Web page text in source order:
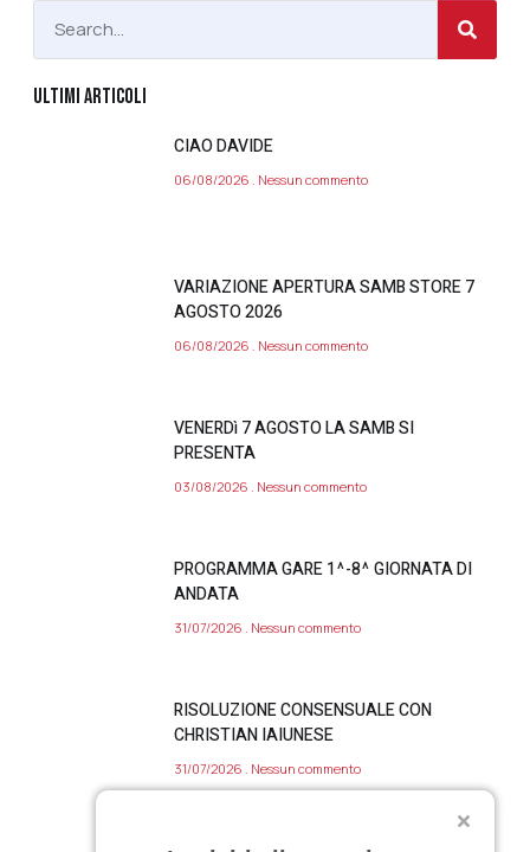
ULTIMI ARTICOLI
CIAO DAVIDE
06/08/2026 Nessun commento
VARIAZIONE APERTURA SAMB STORE 7
AGOSTO 2026
06/08/2026 Nessun commento
VENERDì 7 AGOSTO LA SAMB SI
PRESENTA
03/08/2026 Nessun commento
PROGRAMMA GARE 1^-8^ GIORNATA DI
ANDATA
31/07/2026 Nessun commento
RISOLUZIONE CONSENSUALE CON
CHRISTIAN IAIUNESE
31/07/2026 Nessun commento